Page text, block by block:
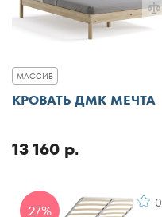
МАССИВ
КРОВАТЬ ДМК МЕЧТА
13 160 р.
27% 0